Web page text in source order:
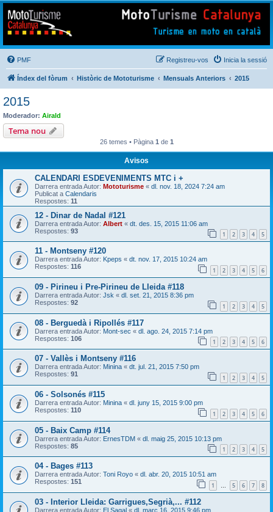
Mototurisme
Turisme en moto en català
PMF Inicia la sessió
Registreu-vos
Índex del fòrum Històric de Mototurisme Mensuals Anteriors 2015
2015
Moderador: Airald
Tema nou
26 temes • Pàgina 1 de 1
Avisos
CALENDARI ESDEVENIMENTS MTC i +
Darrera entrada Autor: Mototurisme « dl. nov. 18, 2024 7:24 am
Publicat a Calendaris
Respostes: 11
12 - Dinar de Nadal #121
Darrera entrada Autor: Albert « dt. des. 15, 2015 11:06 am
Respostes: 93 1 2 3 4 5
11 - Montseny #120
Darrera entrada Autor: Kpeps « dt. nov. 17, 2015 10:24 am
Respostes: 116 1 2 3 4 5 6
09 - Pirineu i Pre-Pirineu de Lleida #118
Darrera entrada Autor: Jsk « dl. set. 21, 2015 8:36 pm
Respostes: 92 1 2 3 4 5
08 - Berguedà i Ripollés #117
Darrera entrada Autor: Mont-sec « dl. ago. 24, 2015 7:14 pm
Respostes: 106 1 2 3 4 5 6
07 - Vallès i Montseny #116
Darrera entrada Autor: Minina « dt. jul. 21, 2015 7:50 pm
Respostes: 91 1 2 3 4 5
06 - Solsonés #115
Darrera entrada Autor: Minina « dl. juny 15, 2015 9:00 pm
Respostes: 110 1 2 3 4 5 6
05 - Baix Camp #114
Darrera entrada Autor: ErnesTDM « dl. maig 25, 2015 10:13 pm
Respostes: 85 1 2 3 4 5
04 - Bages #113
Darrera entrada Autor: Toni Royo « dl. abr. 20, 2015 10:51 am
Respostes: 151 1 … 5 6 7 8
03 - Interior Lleida: Garrigues,Segrià,... #112
Darrera entrada Autor: El Sagal « dl. març 16, 2015 9:46 pm